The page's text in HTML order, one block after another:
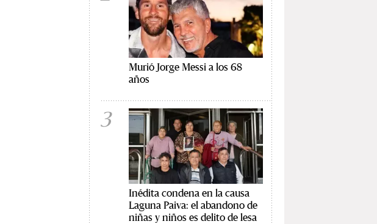
Murió Jorge Messi a los 68
años
3
Inédita condena en la causa
Laguna Paiva: el abandono de
niñas y niños es delito de lesa